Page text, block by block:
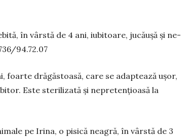
în vârstă de 4 ani, iubitoare, jucăușă și ne­
94.72.07
foarte drăgăstoasă, care se adaptează ușor,
Este sterilizată și nepretențioasă la
pe Irina, o pisică neagră, în vârstă de 3